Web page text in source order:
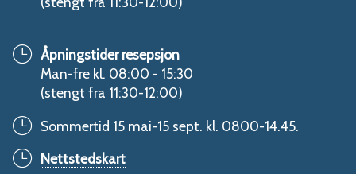
Åpningstider resepsjon
Man-fre kl. 08:00 - 15:30
(stengt fra 11:30-12:00)
Sommertid 15 mai-15 sept. kl. 0800-14.45.
Nettstedskart